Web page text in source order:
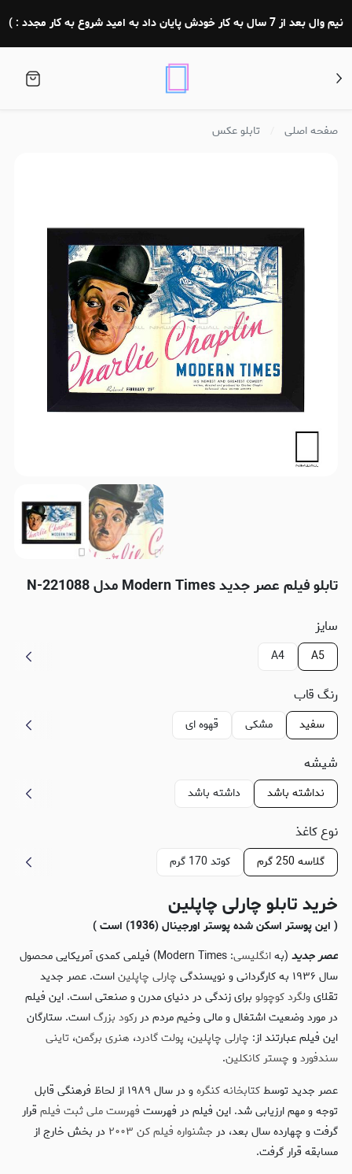
نیم وال بعد از 7 سال به کار خودش پایان داد به امید شروع به کار مجدد : )
صفحه اصلی تابلو عکس
تابلو فیلم عصر جدید Modern Times مدل N-221088
سایز
A5
A4
رنگ قاب
سفید مشکی قهوه ای
شیشه
نداشته باشد داشته باشد
نوع کاغذ
گلاسه 250 گرم کوتد 170 گرم
خرید تابلو چارلی چاپلین
( این پوستر اسکن شده پوستر اورجینال (1936) است )
عصر جدید(بهانگلیسی
: Modern Times) فیلمی کمدی آمریکایی محصول
سال ۱۹۳۶ به کارگردانی و نویسندگی
چارلی چاپلیناست. عصر جدید
تقلایولگرد کوچولوبرای زندگی در دنیای مدرن و صنعتی است. این فیلم
در مورد وضعیت اشتغال و مالی وخیم مردم دررکود بزرگاست. ستارگان
این فیلم عبارتند از: چارلی چاپلین، پولت گادرد، هنری برگمن، تاینی
سندفوردو چستر کانکلین.
عصر جدید توسطکتابخانه کنگره
و در سال ۱۹۸۹ از لحاظ فرهنگی قابل
توجه و مهم ارزیابی شد. این فیلم در فهرست فهرست ملی ثبت فیلمقرار
گرفت و چهارده سال بعد، در جشنواره فیلم کن ۲۰۰۳
در بخش خارج از
مسابقه قرار گرفت.